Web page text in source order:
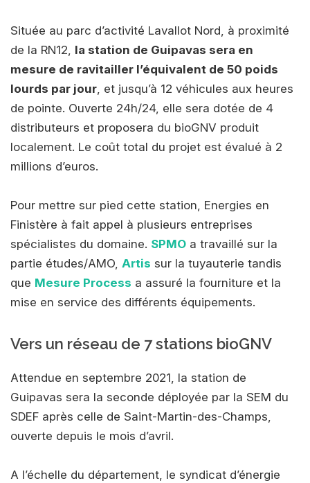
Située au parc d’activité Lavallot Nord, à proximité
de la RN12, la station de Guipavas sera en
mesure de ravitailler l’équivalent de 50 poids
lourds par jour, et jusqu’à 12 véhicules aux heures
de pointe. Ouverte 24h/24, elle sera dotée de 4
distributeurs et proposera du bioGNV produit
localement. Le coût total du projet est évalué à 2
millions d’euros.
Pour mettre sur pied cette station, Energies en
Finistère à fait appel à plusieurs entreprises
spécialistes du domaine. SPMO a travaillé sur la
partie études/AMO, Artis sur la tuyauterie tandis
que Mesure Process a assuré la fourniture et la
mise en service des différents équipements.
Vers un réseau de 7 stations bioGNV
Attendue en septembre 2021, la station de
Guipavas sera la seconde déployée par la SEM du
SDEF après celle de Saint-Martin-des-Champs,
ouverte depuis le mois d’avril.
A l’échelle du département, le syndicat d’énergie